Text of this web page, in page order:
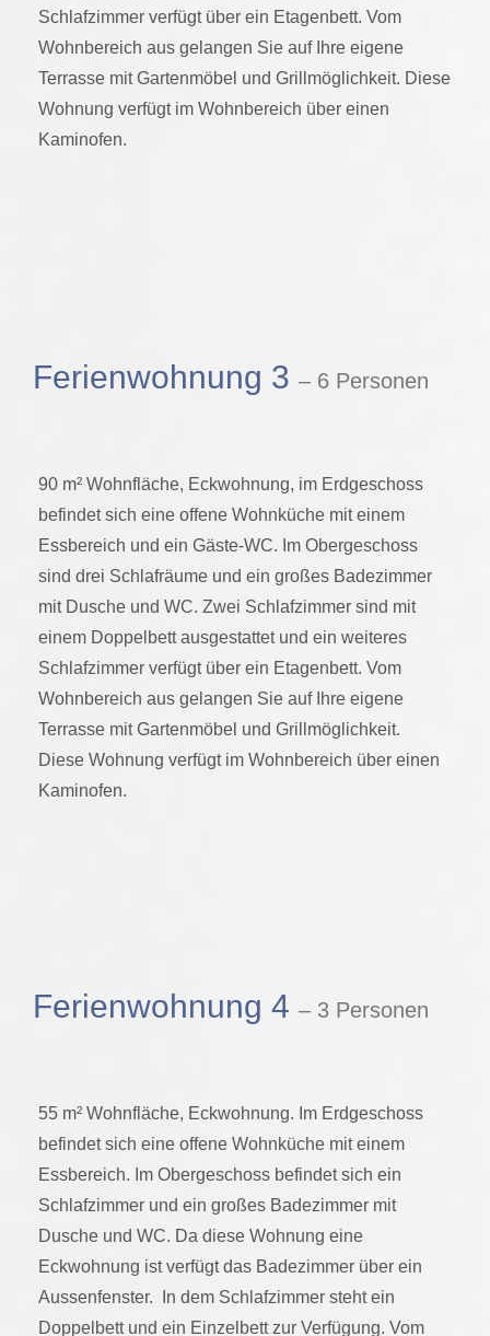
Schlafzimmer verfügt über ein Etagenbett. Vom
Wohnbereich aus gelangen Sie auf Ihre eigene
Terrasse mit Gartenmöbel und Grillmöglichkeit. Diese
Wohnung verfügt im Wohnbereich über einen
Kaminofen.
Ferienwohnung 3 – 6 Personen
90 m² Wohnfläche, Eckwohnung, im Erdgeschoss
befindet sich eine offene Wohnküche mit einem
Essbereich und ein Gäste-WC. Im Obergeschoss
sind drei Schlafräume und ein großes Badezimmer
mit Dusche und WC. Zwei Schlafzimmer sind mit
einem Doppelbett ausgestattet und ein weiteres
Schlafzimmer verfügt über ein Etagenbett. Vom
Wohnbereich aus gelangen Sie auf Ihre eigene
Terrasse mit Gartenmöbel und Grillmöglichkeit.
Diese Wohnung verfügt im Wohnbereich über einen
Kaminofen.
Ferienwohnung 4 – 3 Personen
55 m² Wohnfläche, Eckwohnung. Im Erdgeschoss
befindet sich eine offene Wohnküche mit einem
Essbereich. Im Obergeschoss befindet sich ein
Schlafzimmer und ein großes Badezimmer mit
Dusche und WC. Da diese Wohnung eine
Eckwohnung ist verfügt das Badezimmer über ein
Aussenfenster. In dem Schlafzimmer steht ein
Doppelbett und ein Einzelbett zur Verfügung. Vom